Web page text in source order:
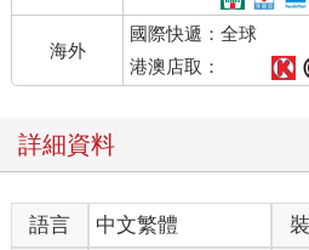
海外
國際快遞：全球
港澳店取：
詳細資料
語言 中文繁體